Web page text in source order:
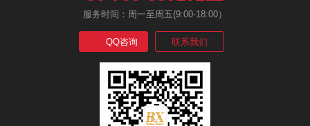
服务时间：周一至周五(9:00-18:00）
QQ咨询 联系我们